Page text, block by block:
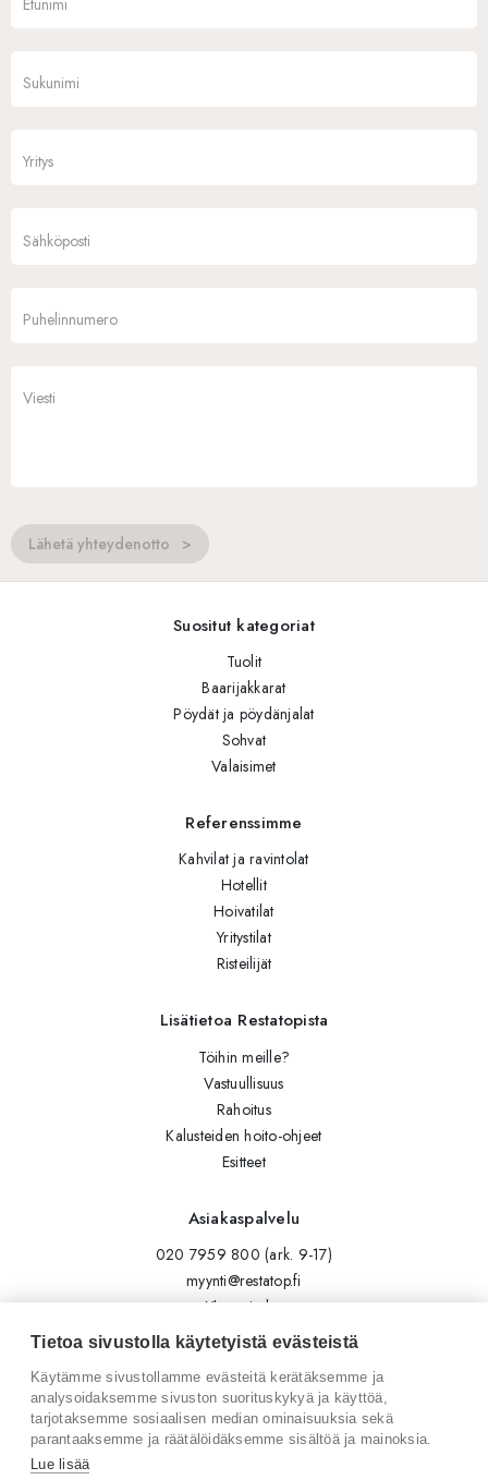
Lähetä yhteydenotto
Suositut kategoriat
Tuolit
Baarijakkarat
Pöydät ja pöydänjalat
Sohvat
Valaisimet
Referenssimme
Kahvilat ja ravintolat
Hotellit
Hoivatilat
Yritystilat
Risteilijät
Lisätietoa Restatopista
Töihin meille?
Vastuullisuus
Rahoitus
Kalusteiden hoito-ohjeet
Esitteet
Asiakaspalvelu
020 7959 800 (ark. 9-17)
myynti@restatop.fi
Yhteystiedot
Lähetä viesti
Seuraa meitä
Tilaa uutiskirje
Tietoa sivustolla käytetyistä evästeistä
Käytämme sivustollamme evästeitä kerätäksemme ja
analysoidaksemme sivuston suorituskykyä ja käyttöä,
tarjotaksemme sosiaalisen median ominaisuuksia sekä
parantaaksemme ja räätälöidäksemme sisältöä ja mainoksia.
Lue lisää